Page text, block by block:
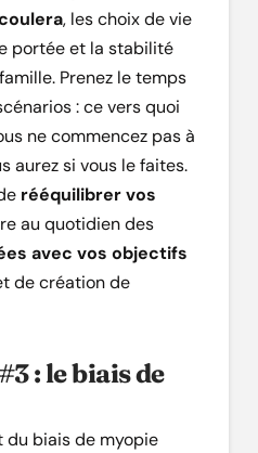
, les choix de vie
portée et la stabilité
Prenez le temps
: ce vers quoi
ne commencez pas à
aurez si vous le faites.
rééquilibrer vos
au quotidien des
avec vos objectifs
de création de
: le biais de
du biais de myopie